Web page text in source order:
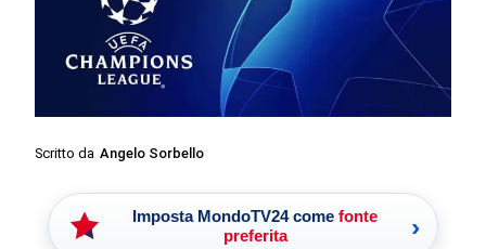
Scritto da Angelo Sorbello
Imposta MondoTV24 come fonte
preferita
›